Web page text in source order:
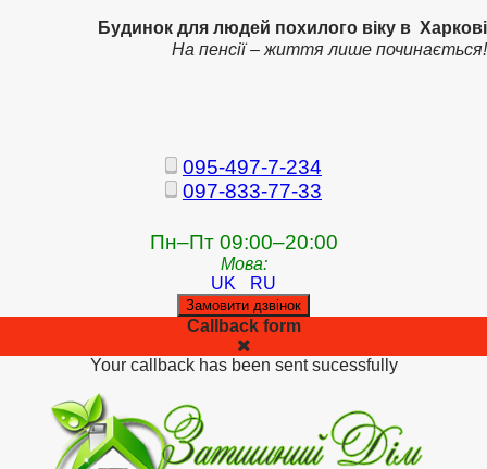
Будинок для людей похилого віку в Харкові
На пенсії – життя лише починається!
095-497-7-234
097-833-77-33
Пн–Пт 09:00–20:00
Мова:
UK
RU
Замовити дзвінок
Callback form
Your callback has been sent sucessfully